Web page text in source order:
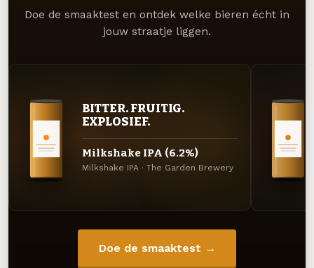
Doe de smaaktest en ontdek welke bieren écht in
jouw straatje liggen.
BITTER. FRUITIG.
EXPLOSIEF.
Milkshake IPA (6.2%)
Milkshake IPA · The Garden Brewery
Doe de smaaktest →